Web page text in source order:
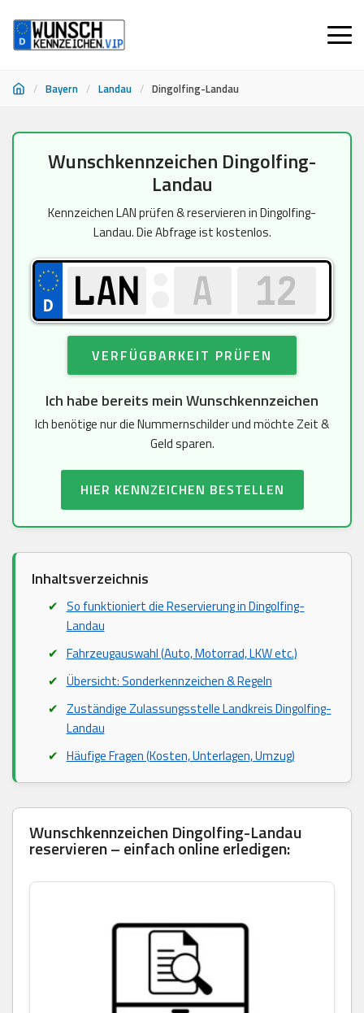
/ Bayern / Landau / Dingolfing-Landau
Wunschkennzeichen Dingolfing-
Landau
Kennzeichen LAN prüfen & reservieren in Dingolfing-
Landau. Die Abfrage ist kostenlos.
VERFÜGBARKEIT PRÜFEN
Ich habe bereits mein Wunschkennzeichen
Ich benötige nur die Nummernschilder und möchte Zeit &
Geld sparen.
HIER KENNZEICHEN BESTELLEN
Inhaltsverzeichnis
So funktioniert die Reservierung in Dingolfing-
Landau
Fahrzeugauswahl (Auto, Motorrad, LKW etc.)
Übersicht: Sonderkennzeichen & Regeln
Zuständige Zulassungsstelle Landkreis Dingolfing-
Landau
Häufige Fragen (Kosten, Unterlagen, Umzug)
Wunschkennzeichen Dingolfing-Landau
reservieren – einfach online erledigen: